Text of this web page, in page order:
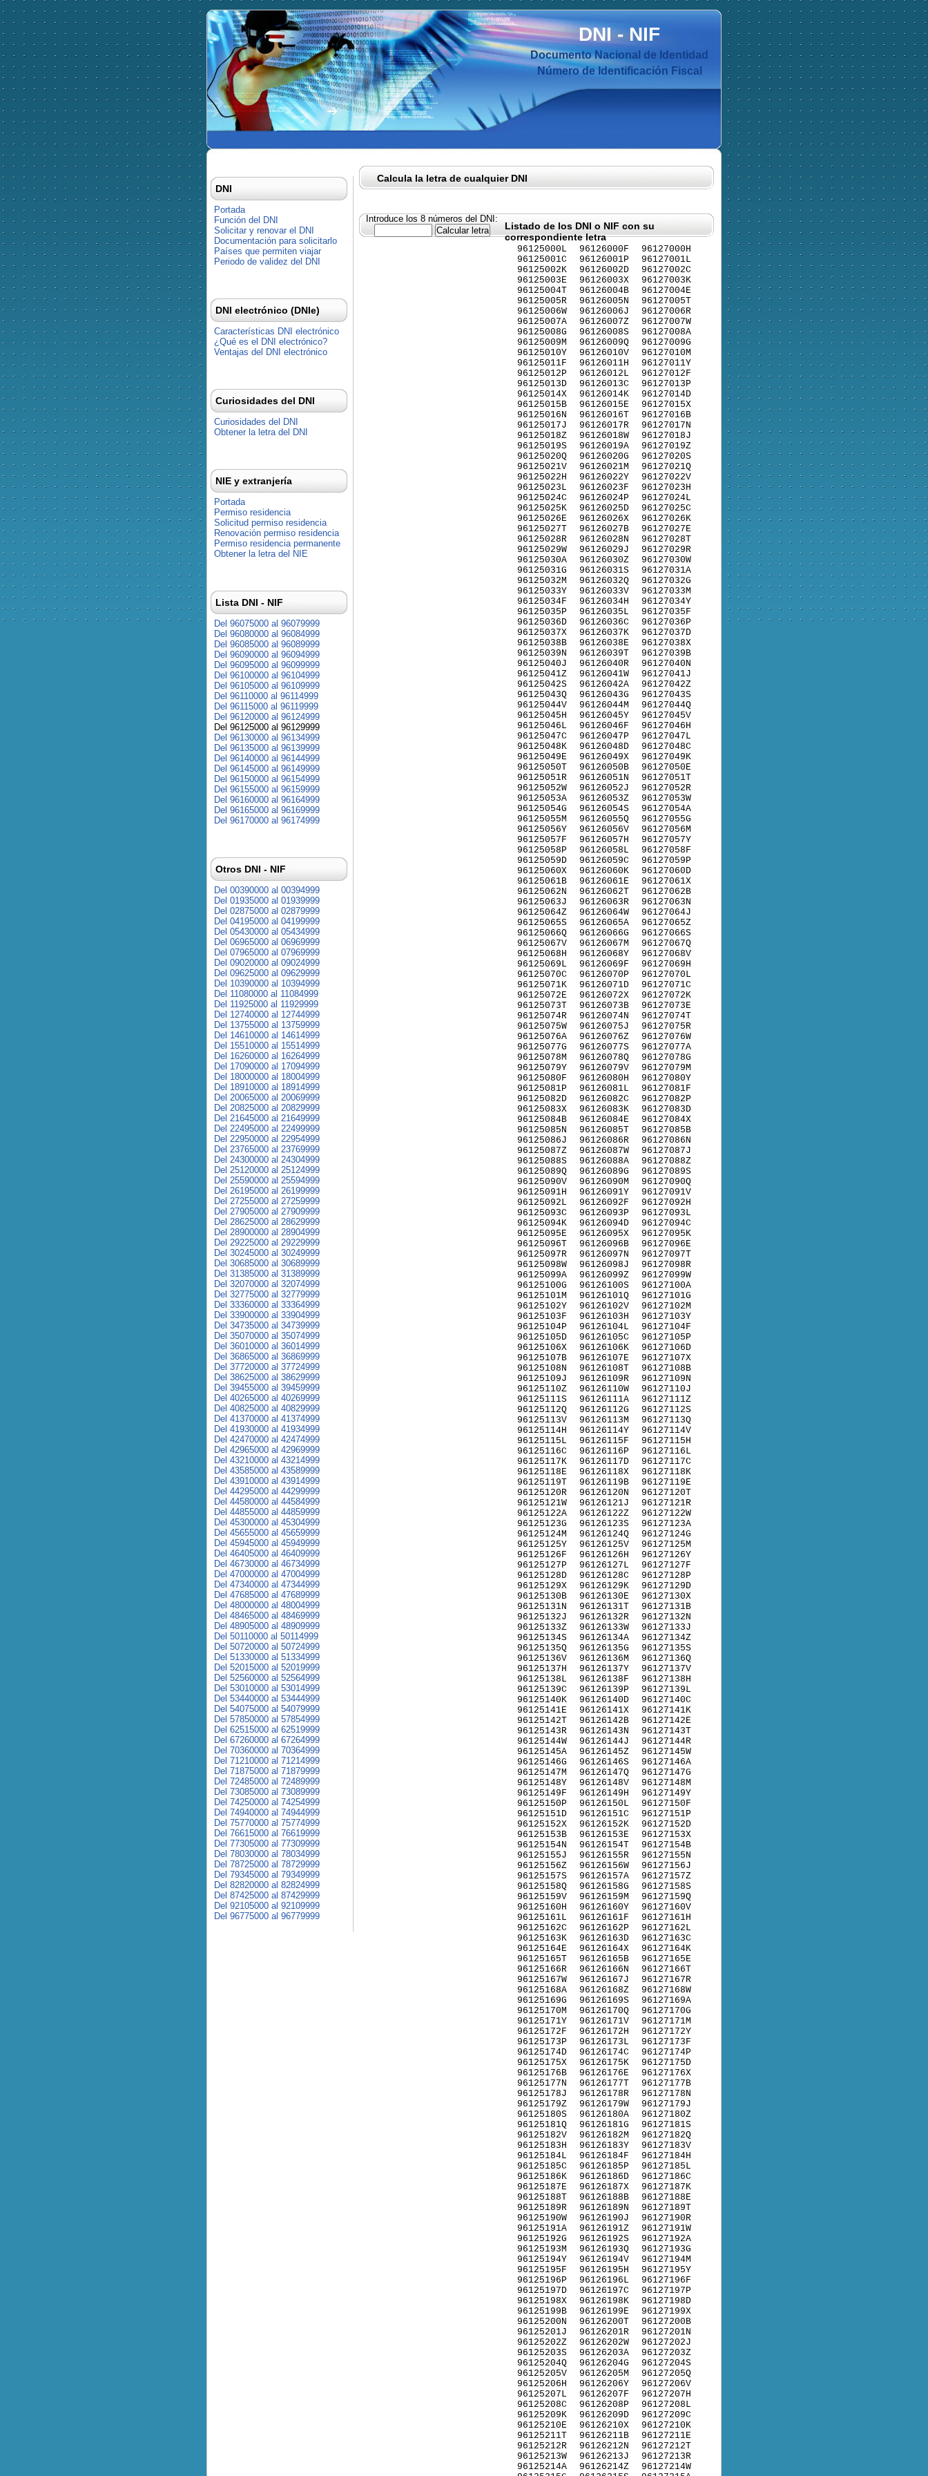
DNI-NIF
Documento Nacional de Identidad
Número de Identificación Fiscal
Calcula la letra de cualquier DNI
Introduce los 8 números del DNI:
Listado de los DNI o NIF con su
correspondiente letra
96125000L
96125001C
96125002K
96125003E
96125004T
96125005R
96125006W
96125007A
96125008G
96125009M
96125010Y
96125011F
96125012P
96125013D
96125014X
96125015B
96125016N
96125017J
96125018Z
96125019S
96125020Q
96125021V
96125022H
96125023L
96125024C
96125025K
96125026E
96125027T
96125028R
96125029W
96125030A
96125031G
96125032M
96125033Y
96125034F
96125035P
96125036D
96125037X
96125038B
96125039N
96125040J
96125041Z
96125042S
96125043Q
96125044V
96125045H
96125046L
96125047C
96125048K
96125049E
96125050T
96125051R
96125052W
96125053A
96125054G
96125055M
96125056Y
96125057F
96125058P
96125059D
96125060X
96125061B
96125062N
96125063J
96125064Z
96125065S
96125066Q
96125067V
96125068H
96125069L
96125070C
96125071K
96125072E
96125073T
96125074R
96125075W
96125076A
96125077G
96125078M
96125079Y
96125080F
96125081P
96125082D
96125083X
96125084B
96125085N
96125086J
96125087Z
96125088S
96125089Q
96125090V
96125091H
96125092L
96125093C
96125094K
96125095E
96125096T
96125097R
96125098W
96125099A
96125100G
96125101M
96125102Y
96125103F
96125104P
96125105D
96125106X
96125107B
96125108N
96125109J
96125110Z
96125111S
96125112Q
96125113V
96125114H
96125115L
96125116C
96125117K
96125118E
96125119T
96125120R
96125121W
96125122A
96125123G
96125124M
96125125Y
96125126F
96125127P
96125128D
96125129X
96125130B
96125131N
96125132J
96125133Z
96125134S
96125135Q
96125136V
96125137H
96125138L
96125139C
96125140K
96125141E
96125142T
96125143R
96125144W
96125145A
96125146G
96125147M
96125148Y
96125149F
96125150P
96125151D
96125152X
96125153B
96125154N
96125155J
96125156Z
96125157S
96125158Q
96125159V
96125160H
96125161L
96125162C
96125163K
96125164E
96125165T
96125166R
96125167W
96125168A
96125169G
96125170M
96125171Y
96125172F
96125173P
96125174D
96125175X
96125176B
96125177N
96125178J
96125179Z
96125180S
96125181Q
96125182V
96125183H
96125184L
96125185C
96125186K
96125187E
96125188T
96125189R
96125190W
96125191A
96125192G
96125193M
96125194Y
96125195F
96125196P
96125197D
96125198X
96125199B
96125200N
96125201J
96125202Z
96125203S
96125204Q
96125205V
96125206H
96125207L
96125208C
96125209K
96125210E
96125211T
96125212R
96125213W
96125214A
96126000F
96126001P
96126002D
96126003X
96126004B
96126005N
96126006J
96126007Z
96126008S
96126009Q
96126010V
96126011H
96126012L
96126013C
96126014K
96126015E
96126016T
96126017R
96126018W
96126019A
96126020G
96126021M
96126022Y
96126023F
96126024P
96126025D
96126026X
96126027B
96126028N
96126029J
96126030Z
96126031S
96126032Q
96126033V
96126034H
96126035L
96126036C
96126037K
96126038E
96126039T
96126040R
96126041W
96126042A
96126043G
96126044M
96126045Y
96126046F
96126047P
96126048D
96126049X
96126050B
96126051N
96126052J
96126053Z
96126054S
96126055Q
96126056V
96126057H
96126058L
96126059C
96126060K
96126061E
96126062T
96126063R
96126064W
96126065A
96126066G
96126067M
96126068Y
96126069F
96126070P
96126071D
96126072X
96126073B
96126074N
96126075J
96126076Z
96126077S
96126078Q
96126079V
96126080H
96126081L
96126082C
96126083K
96126084E
96126085T
96126086R
96126087W
96126088A
96126089G
96126090M
96126091Y
96126092F
96126093P
96126094D
96126095X
96126096B
96126097N
96126098J
96126099Z
96126100S
96126101Q
96126102V
96126103H
96126104L
96126105C
96126106K
96126107E
96126108T
96126109R
96126110W
96126111A
96126112G
96126113M
96126114Y
96126115F
96126116P
96126117D
96126118X
96126119B
96126120N
96126121J
96126122Z
96126123S
96126124Q
96126125V
96126126H
96126127L
96126128C
96126129K
96126130E
96126131T
96126132R
96126133W
96126134A
96126135G
96126136M
96126137Y
96126138F
96126139P
96126140D
96126141X
96126142B
96126143N
96126144J
96126145Z
96126146S
96126147Q
96126148V
96126149H
96126150L
96126151C
96126152K
96126153E
96126154T
96126155R
96126156W
96126157A
96126158G
96126159M
96126160Y
96126161F
96126162P
96126163D
96126164X
96126165B
96126166N
96126167J
96126168Z
96126169S
96126170Q
96126171V
96126172H
96126173L
96126174C
96126175K
96126176E
96126177T
96126178R
96126179W
96126180A
96126181G
96126182M
96126183Y
96126184F
96126185P
96126186D
96126187X
96126188B
96126189N
96126190J
96126191Z
96126192S
96126193Q
96126194V
96126195H
96126196L
96126197C
96126198K
96126199E
96126200T
96126201R
96126202W
96126203A
96126204G
96126205M
96126206Y
96126207F
96126208P
96126209D
96126210X
96126211B
96126212N
96126213J
96126214Z
96127000H
96127001L
96127002C
96127003K
96127004E
96127005T
96127006R
96127007W
96127008A
96127009G
96127010M
96127011Y
96127012F
96127013P
96127014D
96127015X
96127016B
96127017N
96127018J
96127019Z
96127020S
96127021Q
96127022V
96127023H
96127024L
96127025C
96127026K
96127027E
96127028T
96127029R
96127030W
96127031A
96127032G
96127033M
96127034Y
96127035F
96127036P
96127037D
96127038X
96127039B
96127040N
96127041J
96127042Z
96127043S
96127044Q
96127045V
96127046H
96127047L
96127048C
96127049K
96127050E
96127051T
96127052R
96127053W
96127054A
96127055G
96127056M
96127057Y
96127058F
96127059P
96127060D
96127061X
96127062B
96127063N
96127064J
96127065Z
96127066S
96127067Q
96127068V
96127069H
96127070L
96127071C
96127072K
96127073E
96127074T
96127075R
96127076W
96127077A
96127078G
96127079M
96127080Y
96127081F
96127082P
96127083D
96127084X
96127085B
96127086N
96127087J
96127088Z
96127089S
96127090Q
96127091V
96127092H
96127093L
96127094C
96127095K
96127096E
96127097T
96127098R
96127099W
96127100A
96127101G
96127102M
96127103Y
96127104F
96127105P
96127106D
96127107X
96127108B
96127109N
96127110J
96127111Z
96127112S
96127113Q
96127114V
96127115H
96127116L
96127117C
96127118K
96127119E
96127120T
96127121R
96127122W
96127123A
96127124G
96127125M
96127126Y
96127127F
96127128P
96127129D
96127130X
96127131B
96127132N
96127133J
96127134Z
96127135S
96127136Q
96127137V
96127138H
96127139L
96127140C
96127141K
96127142E
96127143T
96127144R
96127145W
96127146A
96127147G
96127148M
96127149Y
96127150F
96127151P
96127152D
96127153X
96127154B
96127155N
96127156J
96127157Z
96127158S
96127159Q
96127160V
96127161H
96127162L
96127163C
96127164K
96127165E
96127166T
96127167R
96127168W
96127169A
96127170G
96127171M
96127172Y
96127173F
96127174P
96127175D
96127176X
96127177B
96127178N
96127179J
96127180Z
96127181S
96127182Q
96127183V
96127184H
96127185L
96127186C
96127187K
96127188E
96127189T
96127190R
96127191W
96127192A
96127193G
96127194M
96127195Y
96127196F
96127197P
96127198D
96127199X
96127200B
96127201N
96127202J
96127203Z
96127204S
96127205Q
96127206V
96127207H
96127208L
96127209C
96127210K
96127211E
96127212T
96127213R
96127214W
DNI
Portada
Función del DNI
Solicitar y renovar el DNI
Documentación para solicitarlo
Países que permiten viajar
Periodo de validez del DNI
DNI electrónico (DNIe)
Características DNI electrónico
¿Qué es el DNI electrónico?
Ventajas del DNI electrónico
Curiosidades del DNI
Curiosidades del DNI
Obtener la letra del DNI
NIE y extranjería
Portada
Permiso residencia
Solicitud permiso residencia
Renovación permiso residencia
Permiso residencia permanente
Obtener la letra del NIE
Lista DNI - NIF
Del 96075000 al 96079999
Del 96080000 al 96084999
Del 96085000 al 96089999
Del 96090000 al 96094999
Del 96095000 al 96099999
Del 96100000 al 96104999
Del 96105000 al 96109999
Del 96110000 al 96114999
Del 96115000 al 96119999
Del 96120000 al 96124999
Del 96125000 al 96129999
Del 96130000 al 96134999
Del 96135000 al 96139999
Del 96140000 al 96144999
Del 96145000 al 96149999
Del 96150000 al 96154999
Del 96155000 al 96159999
Del 96160000 al 96164999
Del 96165000 al 96169999
Del 96170000 al 96174999
Otros DNI - NIF
Del 00390000 al 00394999
Del 01935000 al 01939999
Del 02875000 al 02879999
Del 04195000 al 04199999
Del 05430000 al 05434999
Del 06965000 al 06969999
Del 07965000 al 07969999
Del 09020000 al 09024999
Del 09625000 al 09629999
Del 10390000 al 10394999
Del 11080000 al 11084999
Del 11925000 al 11929999
Del 12740000 al 12744999
Del 13755000 al 13759999
Del 14610000 al 14614999
Del 15510000 al 15514999
Del 16260000 al 16264999
Del 17090000 al 17094999
Del 18000000 al 18004999
Del 18910000 al 18914999
Del 20065000 al 20069999
Del 20825000 al 20829999
Del 21645000 al 21649999
Del 22495000 al 22499999
Del 22950000 al 22954999
Del 23765000 al 23769999
Del 24300000 al 24304999
Del 25120000 al 25124999
Del 25590000 al 25594999
Del 26195000 al 26199999
Del 27255000 al 27259999
Del 27905000 al 27909999
Del 28625000 al 28629999
Del 28900000 al 28904999
Del 29225000 al 29229999
Del 30245000 al 30249999
Del 30685000 al 30689999
Del 31385000 al 31389999
Del 32070000 al 32074999
Del 32775000 al 32779999
Del 33360000 al 33364999
Del 33900000 al 33904999
Del 34735000 al 34739999
Del 35070000 al 35074999
Del 36010000 al 36014999
Del 36865000 al 36869999
Del 37720000 al 37724999
Del 38625000 al 38629999
Del 39455000 al 39459999
Del 40265000 al 40269999
Del 40825000 al 40829999
Del 41370000 al 41374999
Del 41930000 al 41934999
Del 42470000 al 42474999
Del 42965000 al 42969999
Del 43210000 al 43214999
Del 43585000 al 43589999
Del 43910000 al 43914999
Del 44295000 al 44299999
Del 44580000 al 44584999
Del 44855000 al 44859999
Del 45300000 al 45304999
Del 45655000 al 45659999
Del 45945000 al 45949999
Del 46405000 al 46409999
Del 46730000 al 46734999
Del 47000000 al 47004999
Del 47340000 al 47344999
Del 47685000 al 47689999
Del 48000000 al 48004999
Del 48465000 al 48469999
Del 48905000 al 48909999
Del 50110000 al 50114999
Del 50720000 al 50724999
Del 51330000 al 51334999
Del 52015000 al 52019999
Del 52560000 al 52564999
Del 53010000 al 53014999
Del 53440000 al 53444999
Del 54075000 al 54079999
Del 57850000 al 57854999
Del 62515000 al 62519999
Del 67260000 al 67264999
Del 70360000 al 70364999
Del 71210000 al 71214999
Del 71875000 al 71879999
Del 72485000 al 72489999
Del 73085000 al 73089999
Del 74250000 al 74254999
Del 74940000 al 74944999
Del 75770000 al 75774999
Del 76615000 al 76619999
Del 77305000 al 77309999
Del 78030000 al 78034999
Del 78725000 al 78729999
Del 79345000 al 79349999
Del 82820000 al 82824999
Del 87425000 al 87429999
Del 92105000 al 92109999
Del 96775000 al 96779999